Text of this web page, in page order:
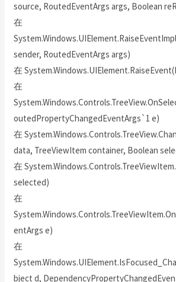
source, RoutedEventArgs args, Boolean
在
sender, RoutedEventArgs args)
在
在
outedPropertyChangedEventArgs`1 e)
在
data, TreeViewItem container, Boolean
在
selected)
在
entArgs e)
在
bject d,